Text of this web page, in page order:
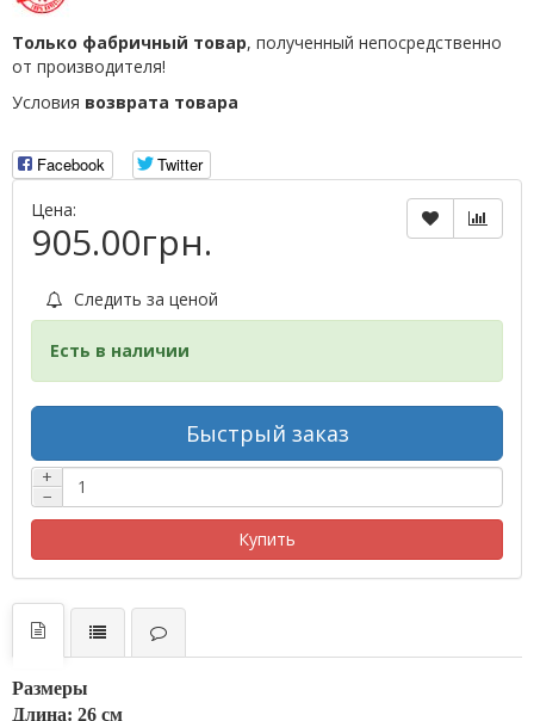
Только фабричный товар, полученный непосредственно
от производителя!
Условия возврата товара
Facebook
Twitter
Цена:
905.00грн.
Следить за ценой
Есть в наличии
Быстрый заказ
+
−
Купить
Размеры
Длина: 26 см